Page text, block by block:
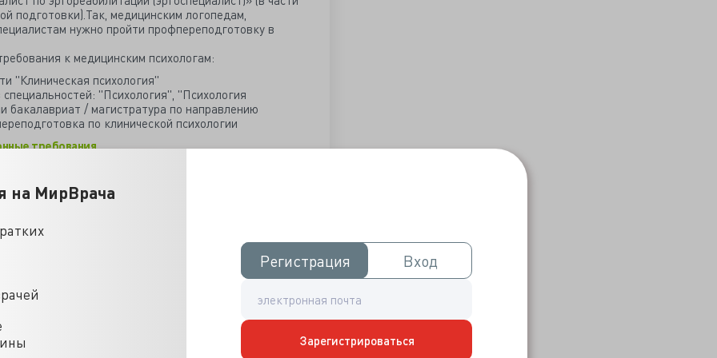
на МирВрача
Регистрация
Регистрация Вход
Вход
Зарегистрироваться
подготовки).Так, медицинским логопедам,
нужно пройти профпереподготовку в
к медицинским психологам:
"Клиническая психология"
"Психология", "Психология
бакалавриат / магистратура по направлению
по клинической психологии
требования
квалификации по диагностике
психологической помощи при связанных со
и расстройств поведения» (72
соответствующих квалификационным
«Кардиологии», «Гериатрии», «Общей
медицине)» или «Терапии»;
помощь лицам, пережившим тяжёлый
академических часов) — для врачей, соответствующих
по «Психиатрии» или «Психотерапии», а также для